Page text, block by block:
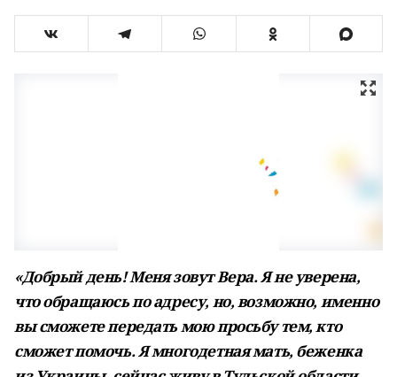
«Добрый день! Меня зовут Вера. Я не уверена,
что обращаюсь по адресу, но, возможно, именно
вы сможете передать мою просьбу тем, кто
сможет помочь. Я многодетная мать, беженка